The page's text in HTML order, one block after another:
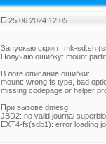
25.06.2024 12:05
Запускаю скрипт mk-sd.sh
Получаю ошибку: mount
В логе описание ошибки:
mount: wrong fs type, bad
missing codepage or helper
При вызове dmesg:
JBD2: no valid journal
EXT4-fs(sdb1): error loading